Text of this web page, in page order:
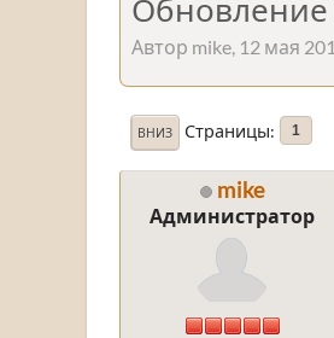
Обновление
Автор mike, 12 мая
ВНИЗ Страницы 1
mike
Администратор